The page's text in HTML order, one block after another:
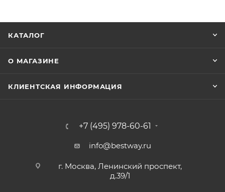
КАТАЛОГ
О МАГАЗИНЕ
КЛИЕНТСКАЯ ИНФОРМАЦИЯ
+7 (495) 978-60-61
info@bestway.ru
г. Москва, Ленинский проспект,
д.39/1